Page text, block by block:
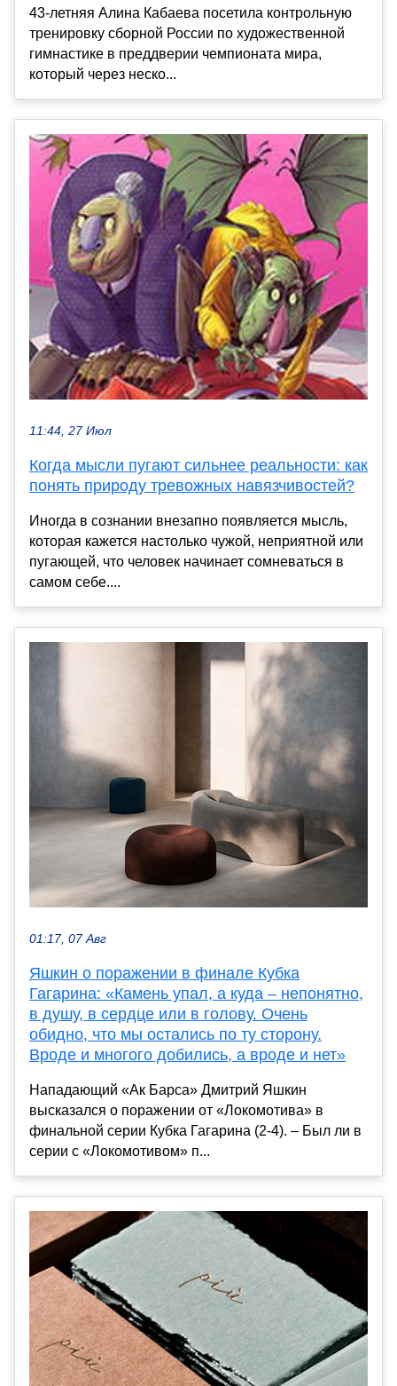
43-летняя Алина Кабаева посетила контрольную
тренировку сборной России по художественной
гимнастике в преддверии чемпионата мира,
который через неско...
11:44, 27 Июл
Когда мысли пугают сильнее реальности: как
понять природу тревожных навязчивостей?
Иногда в сознании внезапно появляется мысль,
которая кажется настолько чужой, неприятной или
пугающей, что человек начинает сомневаться в
самом себе....
01:17, 07 Авг
Яшкин о поражении в финале Кубка
Гагарина: «Камень упал, а куда – непонятно,
в душу, в сердце или в голову. Очень
обидно, что мы остались по ту сторону.
Вроде и многого добились, а вроде и нет»
Нападающий «Ак Барса» Дмитрий Яшкин
высказался о поражении от «Локомотива» в
финальной серии Кубка Гагарина (2-4). – Был ли в
серии с «Локомотивом» п...